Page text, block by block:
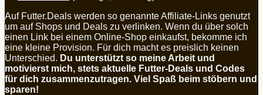
Auf Futter.Deals werden so genannte Affiliate-Links genutzt
um auf Shops und Deals zu verlinken. Wenn du über solch
einen Link bei einem Online-Shop einkaufst, bekomme ich
eine kleine Provision. Für dich macht es preislich keinen
Unterschied. Du unterstützt so meine Arbeit und
motivierst mich, stets aktuelle Futter-Deals und Codes
für dich zusammenzutragen. Viel Spaß beim stöbern und
sparen!